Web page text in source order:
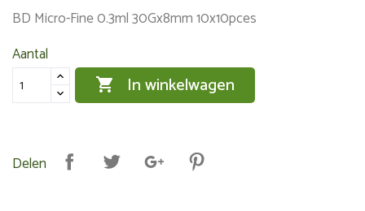
BD Micro-Fine 0.3ml 30Gx8mm 10x10pces
Aantal
 In winkelwagen
Delen